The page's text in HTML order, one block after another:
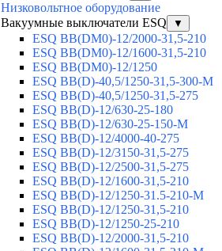
Низковольтное оборудование
Вакуумные выключатели ESQ
▼
ESQ ВВ(DM0)-12/2000-31,5-210
ESQ ВВ(DM0)-12/1600-31,5-210
ESQ ВВ(DM0)-12/1250
ESQ ВВ(D)-40,5/1250-31,5-300-М
ESQ ВВ(D)-40,5/1250-31,5-275
ESQ ВВ(D)-12/630-25-180
ESQ ВВ(D)-12/630-25-150-М
ESQ ВВ(D)-12/4000-40-275
ESQ ВВ(D)-12/3150-31,5-275
ESQ ВВ(D)-12/2500-31,5-275
ESQ ВВ(D)-12/1600-31,5-210
ESQ ВВ(D)-12/1250-31.5-210-М
ESQ ВВ(D)-12/1250-31,5-210
ESQ ВВ(D)-12/1250-25-210
ESQ BB(D)-12/2000-31,5-210